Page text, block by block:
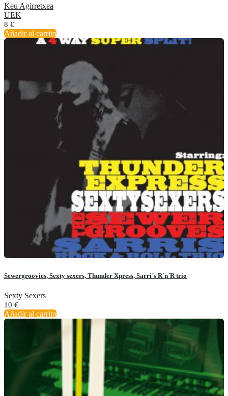
Keu Agirretxea
UEK
8 €
Añadir al carrito
Sewergroovies, Sexty sexers, Thunder Xpress, Sarri´s R´n´R trio
Sexty Sexers
10 €
Añadir al carrito